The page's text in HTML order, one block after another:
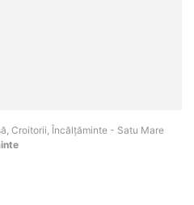
Croitorii, Încălțăminte - Satu Mare